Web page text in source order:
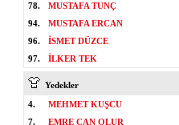
78.
MUSTAFA TUNÇ
94.
MUSTAFA ERCAN
96.
İSMET DÜZCE
97.
İLKER TEK
Yedekler
4.
MEHMET KUŞCU
7.
EMRE CAN OLUR